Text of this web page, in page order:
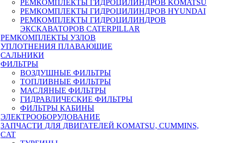
РЕМКОМПЛЕКТЫ ГИДРОЦИЛИНДРОВ KOMATSU
РЕМКОМПЛЕКТЫ ГИДРОЦИЛИНДРОВ HYUNDAI
РЕМКОМПЛЕКТЫ ГИДРОЦИЛИНДРОВ
ЭКСКАВАТОРОВ CATERPILLAR
РЕМКОМПЛЕКТЫ УЗЛОВ
УПЛОТНЕНИЯ ПЛАВАЮЩИЕ
САЛЬНИКИ
ФИЛЬТРЫ
ВОЗДУШНЫЕ ФИЛЬТРЫ
ТОПЛИВНЫЕ ФИЛЬТРЫ
МАСЛЯНЫЕ ФИЛЬТРЫ
ГИДРАВЛИЧЕСКИЕ ФИЛЬТРЫ
ФИЛЬТРЫ КАБИНЫ
ЭЛЕКТРООБОРУДОВАНИЕ
ЗАПЧАСТИ ДЛЯ ДВИГАТЕЛЕЙ KOMATSU, CUMMINS,
CAT